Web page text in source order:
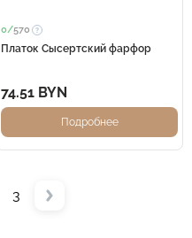
0/570
Платок Сысертский фарфор
74.51 BYN
Подробнее
3